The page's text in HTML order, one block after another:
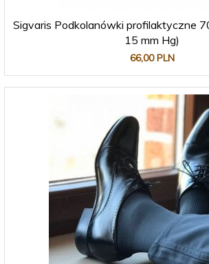
Sigvaris Podkolanówki profilaktyczne
15 mm Hg)
66,00 PLN